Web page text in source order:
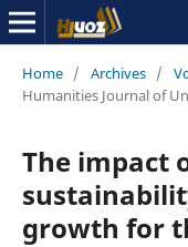
Home / Archives /
Humanities Journal of
The impact
growth for